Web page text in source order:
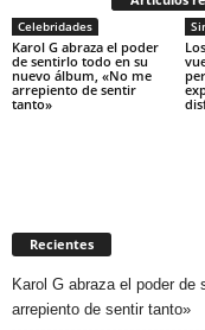
Celebridades
Karol G abraza el poder
de sentirlo todo en su
nuevo álbum, «No me
arrepiento de sentir
tanto»
Recientes
Karol G abraza el poder
arrepiento de sentir tanto»